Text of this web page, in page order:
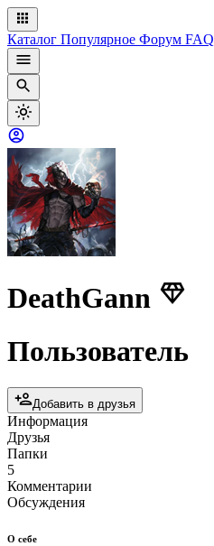
Каталог Популярное Форум FAQ
DeathGann
Пользователь
Добавить в друзья
Информация
Друзья
Папки
5
Комментарии
Обсуждения
О себе